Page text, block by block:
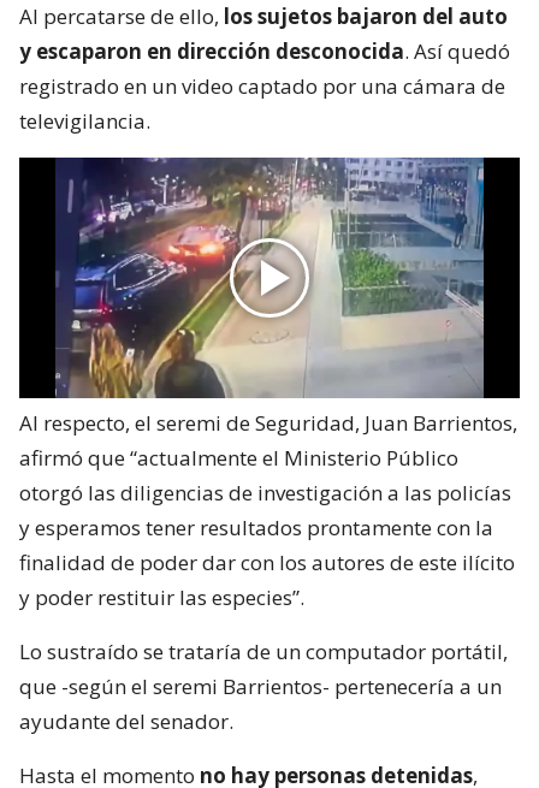
Al percatarse de ello, los sujetos bajaron del auto
y escaparon en dirección desconocida. Así quedó
registrado en un video captado por una cámara de
televigilancia.
Al respecto, el seremi de Seguridad, Juan Barrientos,
afirmó que “actualmente el Ministerio Público
otorgó las diligencias de investigación a las policías
y esperamos tener resultados prontamente con la
finalidad de poder dar con los autores de este ilícito
y poder restituir las especies”.
Lo sustraído se trataría de un computador portátil,
que -según el seremi Barrientos- pertenecería a un
ayudante del senador.
Hasta el momento no hay personas detenidas,